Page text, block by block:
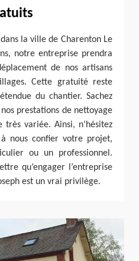
la ville de Charenton Le
notre entreprise prendra
de nos artisans
Cette gratuité reste
du chantier. Sachez
prestations de nettoyage
variée. Ainsi, n’hésitez
nous confier votre projet,
ou un professionnel.
qu’engager l’entreprise
est un vrai privilège.